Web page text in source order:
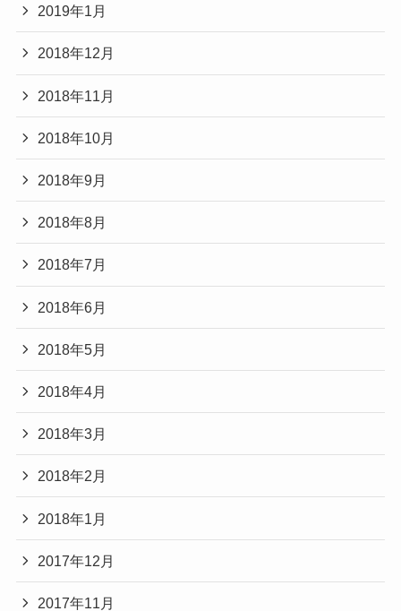
2019年1月
2018年12月
2018年11月
2018年10月
2018年9月
2018年8月
2018年7月
2018年6月
2018年5月
2018年4月
2018年3月
2018年2月
2018年1月
2017年12月
2017年11月